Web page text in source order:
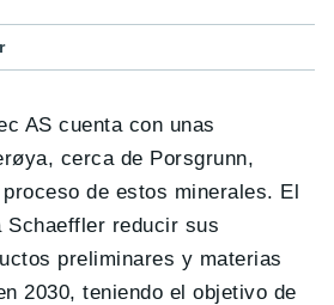
AS cuenta con unas
cerca de Porsgrunn,
de estos minerales. El
Schaeffler reducir sus
preliminares y materias
2030, teniendo el objetivo de